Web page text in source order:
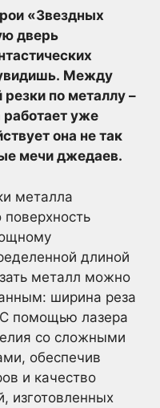
«Звездных
дверь
Между
резки по металлу –
работает уже
она не так
мечи джедаев.
металла
длиной
металл можно
ширина реза
помощью лазера
со сложными
обеспечив
и качество
изготовленных